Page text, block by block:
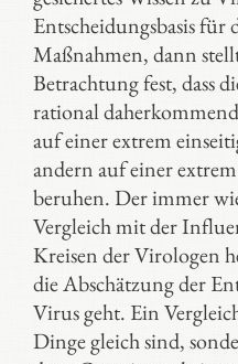
Entscheidungsbasis für
Maßnahmen, dann
Betrachtung fest, dass
rational
auf einer extrem
andern auf einer
beruhen. Der immer
Vergleich mit der
Kreisen der Virologen
die Abschätzung der
Virus geht. Ein
Dinge gleich sind,